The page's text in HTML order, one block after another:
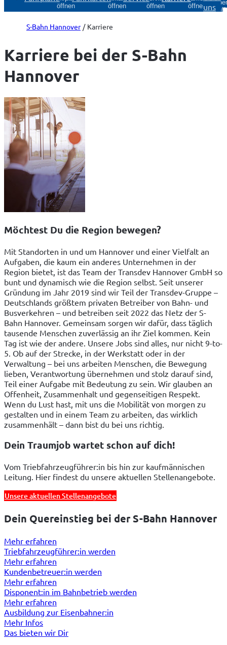
öffnen
öffnen
öffnen
öffnenuns
S-Bahn Hannover Karriere
Karriere bei der S-Bahn
Hannover
Möchtest Du die Region bewegen?
Mit Standorten in und um Hannover und einer Vielfalt an
Aufgaben, die kaum ein anderes Unternehmen in der
Region bietet, ist das Team der Transdev Hannover GmbH so
bunt und dynamisch wie die Region selbst. Seit unserer
Gründung im Jahr 2019 sind wir Teil der Transdev-Gruppe –
Deutschlands größtem privaten Betreiber von Bahn- und
Busverkehren – und betreiben seit 2022 das Netz der S-
Bahn Hannover. Gemeinsam sorgen wir dafür, dass täglich
tausende Menschen zuverlässig an ihr Ziel kommen. Kein
Tag ist wie der andere. Unsere Jobs sind alles, nur nicht 9-to-
5. Ob auf der Strecke, in der Werkstatt oder in der
Verwaltung – bei uns arbeiten Menschen, die Bewegung
lieben, Verantwortung übernehmen und stolz darauf sind,
Teil einer Aufgabe mit Bedeutung zu sein. Wir glauben an
Offenheit, Zusammenhalt und gegenseitigen Respekt.
Wenn du Lust hast, mit uns die Mobilität von morgen zu
gestalten und in einem Team zu arbeiten, das wirklich
zusammenhält – dann bist du bei uns richtig.
Dein Traumjob wartet schon auf dich!
Vom Triebfahrzeugführer:in bis hin zur kaufmännischen
Leitung. Hier findest du unsere aktuellen Stellenangebote.
Unsere aktuellen Stellenangebote
Dein Quereinstieg bei der S-Bahn Hannover
Mehr erfahren
Triebfahrzeugführer:in werden
Mehr erfahren
Kundenbetreuer:in werden
Mehr erfahren
Disponent:in im Bahnbetrieb werden
Mehr erfahren
Ausbildung zur Eisenbahner:in
Mehr Infos
Das bieten wir Dir